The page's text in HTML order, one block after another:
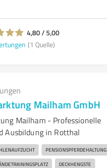
4,80 / 5,00
(1 Quelle)
Mailham GmbH
Mailham - Professionelle
Ausbildung in Rotthal
PENSIONSPFERDEHALTUNG
DECKHENGSTE